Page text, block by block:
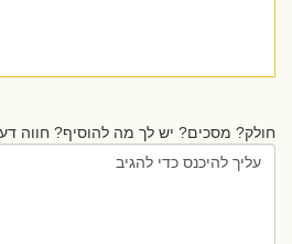
חולק? מסכים? יש לך מה להוסיף? חווה